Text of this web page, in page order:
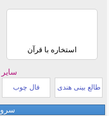
استخاره با قرآن
طالع بینی هندی فال چوب